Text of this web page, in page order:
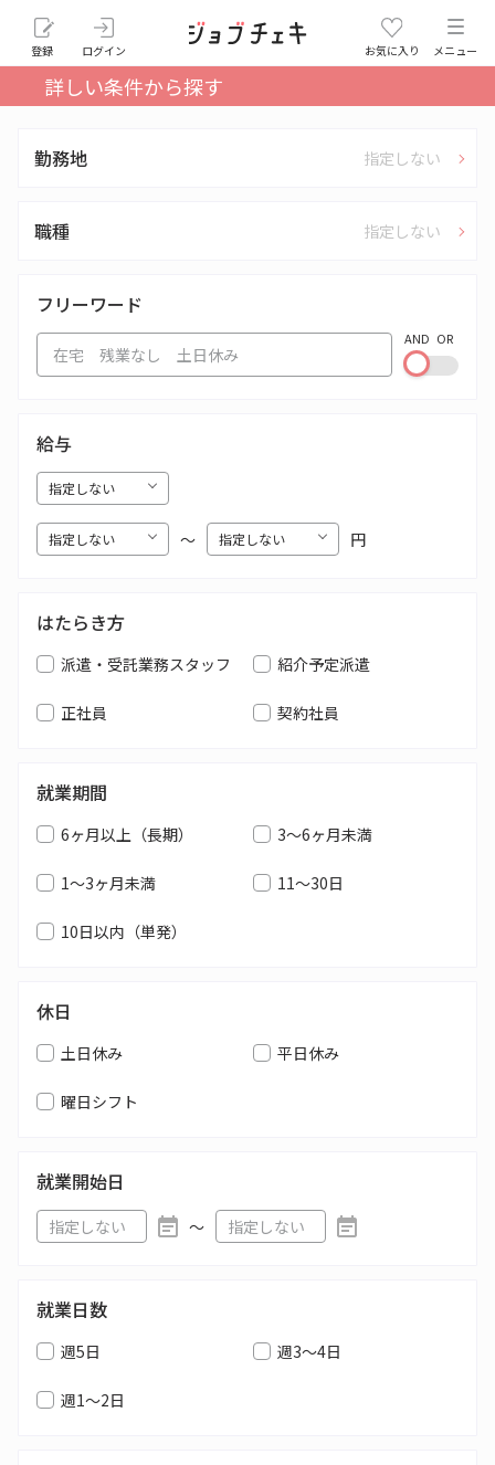
登録 ログイン お気に入り メニュー
詳しい条件から探す
勤務地 指定しない
職種 指定しない
フリーワード
AND OR
給与
〜 円
はたらき方
派遣・受託業務スタッフ 紹介予定派遣
正社員 契約社員
就業期間
6ヶ月以上（長期） 3～6ヶ月未満
1～3ヶ月未満 11～30日
10日以内（単発）
休日
土日休み 平日休み
曜日シフト
就業開始日
〜
就業日数
週5日 週3～4日
週1～2日